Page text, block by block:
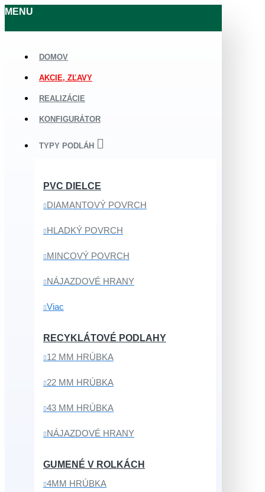
MENU
DOMOV
AKCIE, ZĽAVY
REALIZÁCIE
KONFIGURÁTOR
TYPY PODLÁH
PVC DIELCE
DIAMANTOVÝ POVRCH
HLADKÝ POVRCH
MINCOVÝ POVRCH
NÁJAZDOVÉ HRANY
Viac
RECYKLÁTOVÉ PODLAHY
12 MM HRÚBKA
22 MM HRÚBKA
43 MM HRÚBKA
NÁJAZDOVÉ HRANY
GUMENÉ V ROLKÁCH
4MM HRÚBKA